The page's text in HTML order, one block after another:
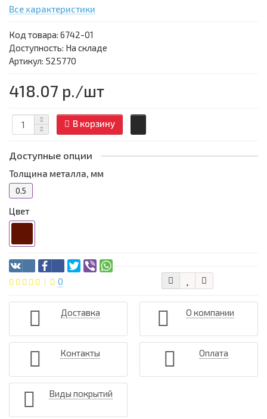
Все характеристики
Код товара: 6742-01
Доступность: На складе
Артикул: 525770
418.07 р./шт
В корзину
Доступные опции
Толщина металла, мм
0.5
Цвет
0
Доставка О компании
Контакты Оплата
Виды покрытий